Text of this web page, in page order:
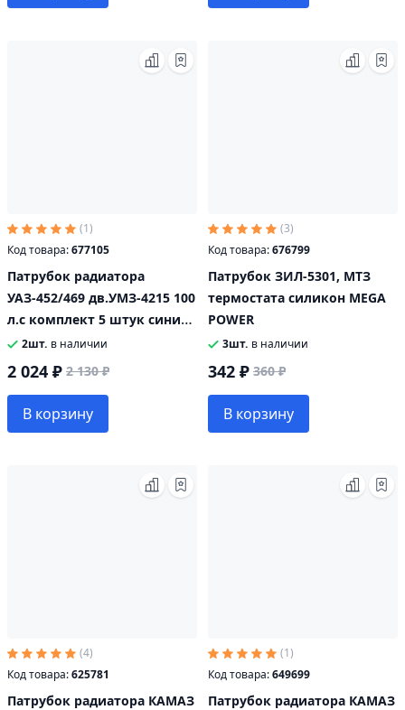
(1)
Код товара:677105
Патрубок радиатора
УАЗ-452/469 дв.УМЗ-4215 100
л.с комплект 5 штук синий
силикон MEGA POWER
2шт. в наличии
2 024 ₽ 2 130 ₽
В корзину
(3)
Код товара:676799
Патрубок ЗИЛ-5301, МТЗ
термостата силикон MEGA
POWER
3шт. в наличии
342 ₽ 360 ₽
В корзину
(4)
Код товара:625781
Патрубок радиатора КАМАЗ
(1)
Код товара:649699
Патрубок радиатора КАМАЗ